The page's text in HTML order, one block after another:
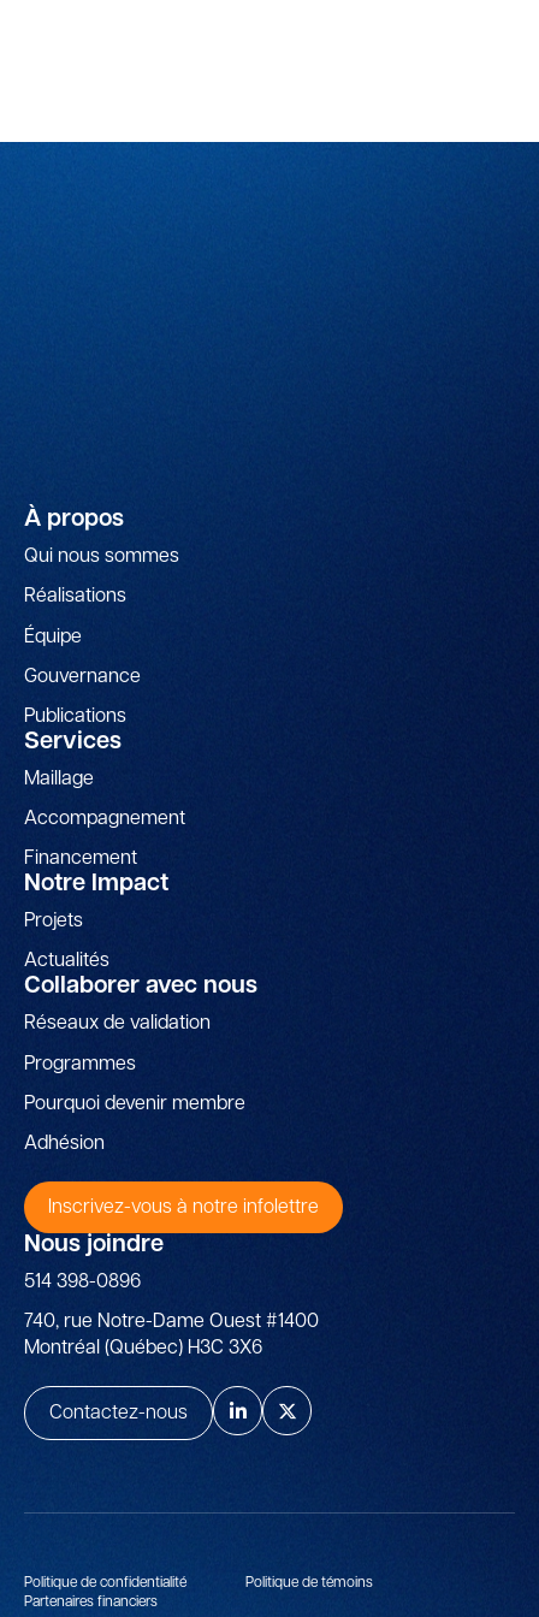
À propos
Qui nous sommes
Réalisations
Équipe
Gouvernance
Publications
Services
Maillage
Accompagnement
Financement
Notre Impact
Projets
Actualités
Collaborer avec nous
Réseaux de validation
Programmes
Pourquoi devenir membre
Adhésion
Inscrivez-vous à notre infolettre
Nous joindre
514 398-0896
740, rue Notre-Dame Ouest #1400
Montréal (Québec) H3C 3X6
Contactez-nous
Politique de confidentialité
Politique de témoins
Partenaires financiers